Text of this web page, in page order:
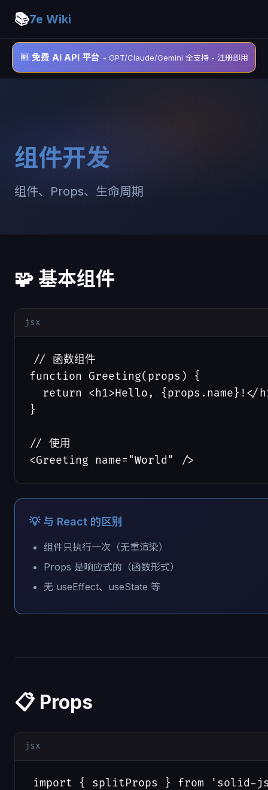
📚7e Wiki
🆓 免费 AI API 平台 - GPT/Claude/Gemini 全支持 - 注册即用
组件开发
组件、Props、生命周期
🧩 基本组件
jsx
// 函数组件
function Greeting(props) {
return <h1>Hello, {props.name}!</
}
// 使用
<Greeting name="World" />
💡 与 React 的区别
组件只执行一次（无重渲染）
Props 是响应式的（函数形式）
无 useEffect、useState 等
📋 Props
jsx
import { splitProps } from 'solid-